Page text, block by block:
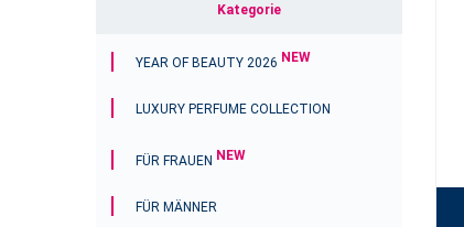
Kategorie
YEAR OF BEAUTY 2026 NEW
LUXURY PERFUME COLLECTION
FÜR FRAUEN NEW
FÜR MÄNNER